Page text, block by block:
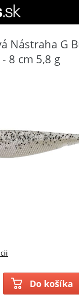
Nástraha G
8 cm 5,8 g
Do košíka